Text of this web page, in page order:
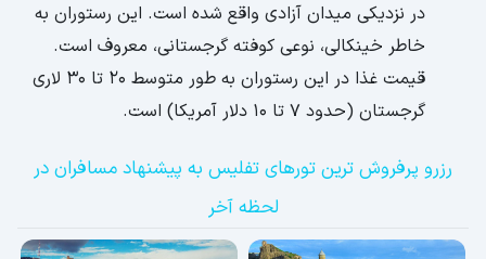
در نزدیکی میدان آزادی واقع شده است. این رستوران به
خاطر خینکالی، نوعی کوفته گرجستانی، معروف است.
قیمت غذا در این رستوران به طور متوسط ​​20 تا 30 لاری
گرجستان (حدود 7 تا 10 دلار آمریکا) است.
رزرو پرفروش ترین تورهای تفلیس به پیشنهاد مسافران در
لحظه آخر